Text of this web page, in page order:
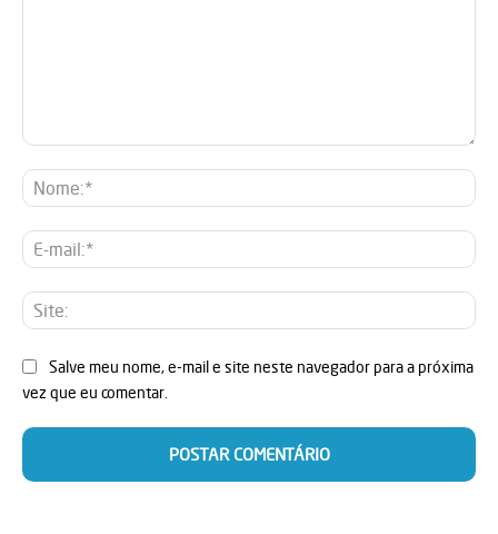
E-
Salve meu nome, e-mail e site neste navegador para a próxima
vez que eu comentar.